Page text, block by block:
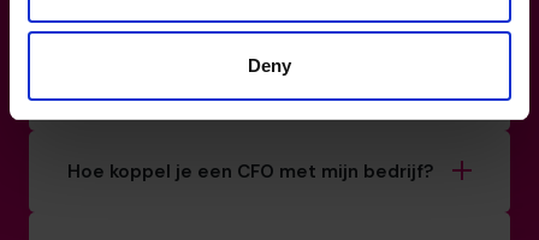
Deny
Bestrijken jullie CFO’s specifieke sectoren
Hoe koppel je een CFO met mijn bedrijf?